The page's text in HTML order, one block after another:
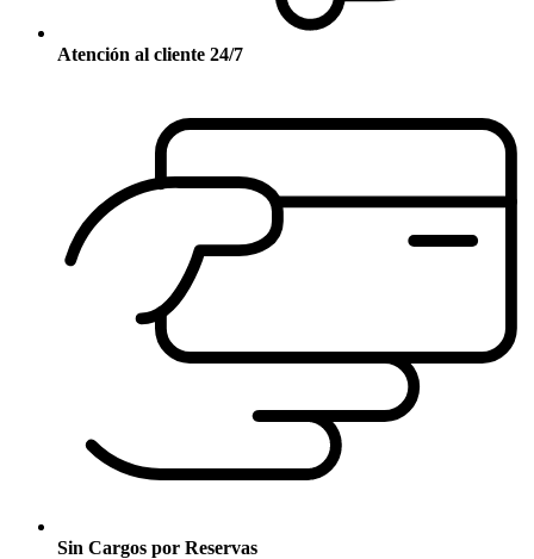
Atención al cliente 24/7
Sin Cargos por Reservas